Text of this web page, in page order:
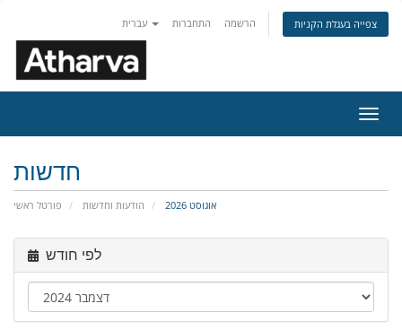
התחברות הרשמה צפייה בעגלת הקניות
ניווט
חדשות
פורטל ראשי הודעות וחדשות אוגוסט 2026
לפי חודש